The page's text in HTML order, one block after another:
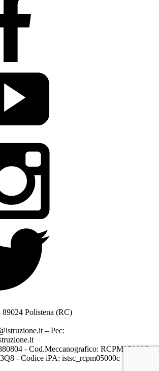
Polistena (RC)
– Pec:
- Cod.Meccanografico: RCPM05000C
- Codice iPA: istsc_rcpm05000c